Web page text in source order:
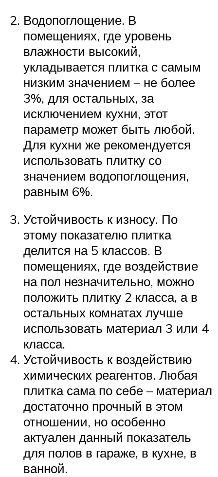
Водопоглощение. В
помещениях, где уровень
влажности высокий,
укладывается плитка с самым
низким значением – не более
3%, для остальных, за
исключением кухни, этот
параметр может быть любой.
Для кухни же рекомендуется
использовать плитку со
значением водопоглощения,
равным 6%.
Устойчивость к износу. По
этому показателю плитка
делится на 5 классов. В
помещениях, где воздействие
на пол незначительно, можно
положить плитку 2 класса, а в
остальных комнатах лучше
использовать материал 3 или 4
класса.
Устойчивость к воздействию
химических реагентов. Любая
плитка сама по себе – материал
достаточно прочный в этом
отношении, но особенно
актуален данный показатель
для полов в гараже, в кухне, в
ванной.